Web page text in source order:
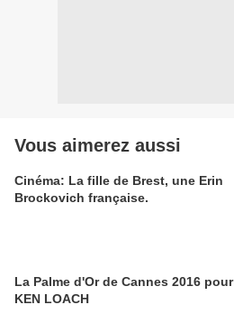
Vous aimerez aussi
Cinéma: La fille de Brest, une Erin
Brockovich française.
La Palme d'Or de Cannes 2016 pour
KEN LOACH